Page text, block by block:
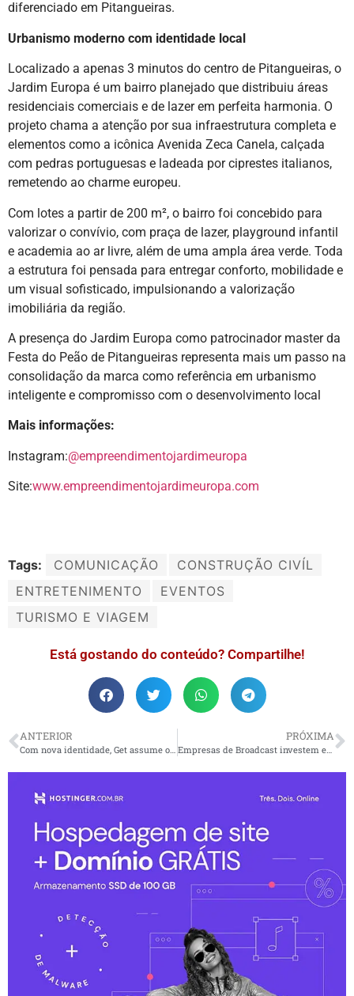
diferenciado em Pitangueiras.
Urbanismo moderno com identidade local
Localizado a apenas 3 minutos do centro de Pitangueiras, o
Jardim Europa é um bairro planejado que distribuiu áreas
residenciais comerciais e de lazer em perfeita harmonia. O
projeto chama a atenção por sua infraestrutura completa e
elementos como a icônica Avenida Zeca Canela, calçada
com pedras portuguesas e ladeada por ciprestes italianos,
remetendo ao charme europeu.
Com lotes a partir de 200 m², o bairro foi concebido para
valorizar o convívio, com praça de lazer, playground infantil
e academia ao ar livre, além de uma ampla área verde. Toda
a estrutura foi pensada para entregar conforto, mobilidade e
um visual sofisticado, impulsionando a valorização
imobiliária da região.
A presença do Jardim Europa como patrocinador master da
Festa do Peão de Pitangueiras representa mais um passo na
consolidação da marca como referência em urbanismo
inteligente e compromisso com o desenvolvimento local
Mais informações:
Instagram:@empreendimentojardimeuropa
Site:www.empreendimentojardimeuropa.com
Tags: COMUNICAÇÃO
CONSTRUÇÃO CIVÍL
ENTRETENIMENTO
EVENTOS
TURISMO E VIAGEM
Está gostando do conteúdo? Compartilhe!
ANTERIOR PRÓXIMA
Empresas de Broadcast investem em IA para acompanhar o mercado Audiovisual